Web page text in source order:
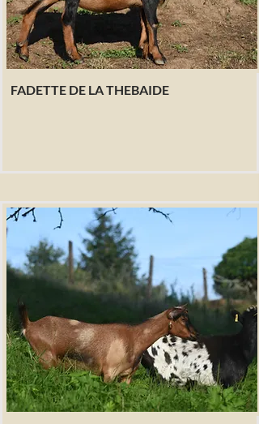
FADETTE DE LA THEBAIDE